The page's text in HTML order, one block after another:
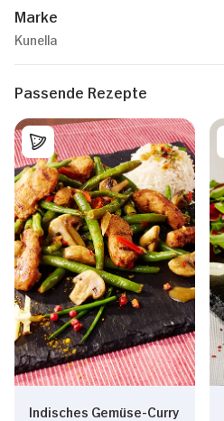
Marke
Kunella
Passende Rezepte
Indisches Gemüse-Curry